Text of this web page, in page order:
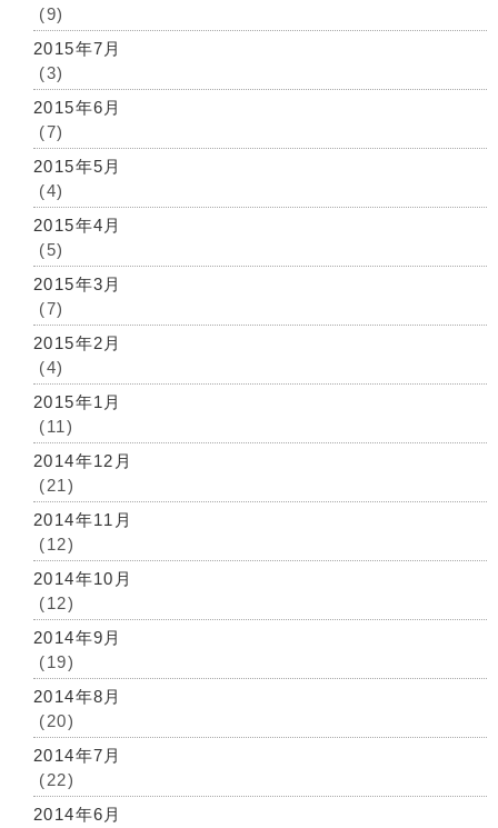
(9)
2015年7月
(3)
2015年6月
(7)
2015年5月
(4)
2015年4月
(5)
2015年3月
(7)
2015年2月
(4)
2015年1月
(11)
2014年12月
(21)
2014年11月
(12)
2014年10月
(12)
2014年9月
(19)
2014年8月
(20)
2014年7月
(22)
2014年6月